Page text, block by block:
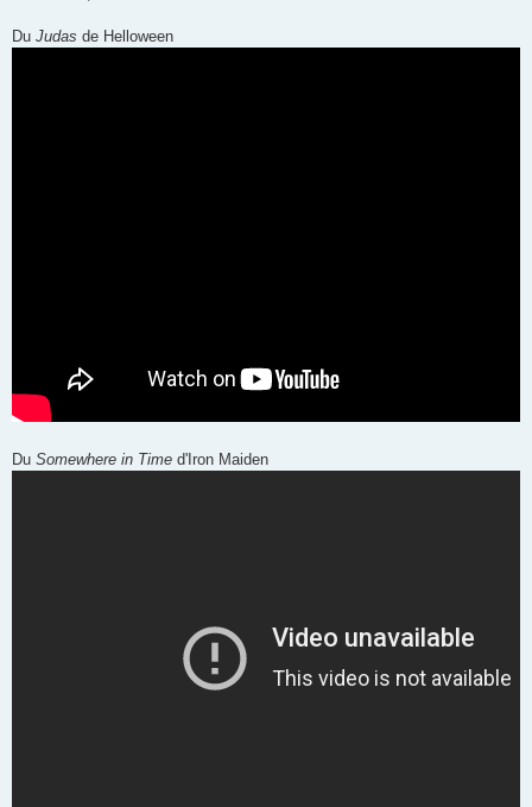
Du Judas de Helloween
Du Somewhere in Time d'Iron Maiden